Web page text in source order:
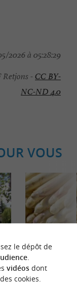
2026 à 05:28:29
-CC BY-
NC-ND 4.0
VOUS
le dépôt de
.
vidéosdont
cookies.